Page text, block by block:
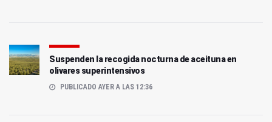
Suspenden la recogida nocturna de aceituna en
olivares superintensivos
PUBLICADO AYER A LAS 12:36